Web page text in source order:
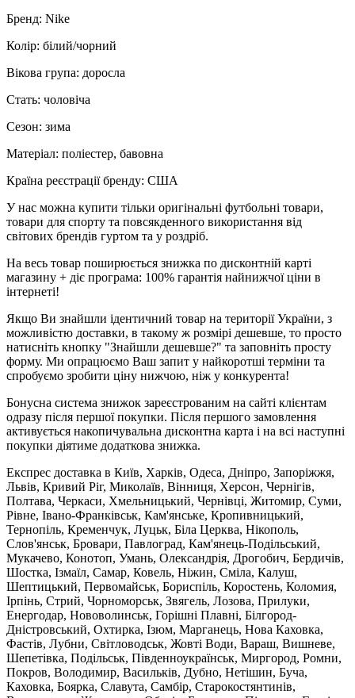
Бренд: Nike
Колір: білий/чорний
Вікова група: доросла
Стать: чоловіча
Сезон: зима
Матеріал: поліестер, бавовна
Країна реєстрації бренду: США
У нас можна купити тільки оригінальні футбольні товари,
товари для спорту та повсякденного використання від
світових брендів гуртом та у роздріб.
На весь товар поширюється знижка по дисконтній карті
магазину + діє програма: 100% гарантія найнижчої ціни в
інтернеті!
Якщо Ви знайшли ідентичний товар на території України, з
можливістю доставки, в такому ж розмірі дешевше, то просто
натисніть кнопку "Знайшли дешевше?" та заповніть просту
форму. Ми опрацюємо Ваш запит у найкоротші терміни та
спробуємо зробити ціну нижчою, ніж у конкурента!
Бонусна система знижок зареєстрованим на сайті клієнтам
одразу після першої покупки. Після першого замовлення
активується накопичувальна дисконтна карта і на всі наступні
покупки діятиме додаткова знижка.
Експрес доставка в Київ, Харків, Одеса, Дніпро, Запоріжжя,
Львів, Кривий Ріг, Миколаїв, Вінниця, Херсон, Чернігів,
Полтава, Черкаси, Хмельницький, Чернівці, Житомир, Суми,
Рівне, Івано-Франківськ, Кам'янське, Кропивницький,
Тернопіль, Кременчук, Луцьк, Біла Церква, Нікополь,
Слов'янськ, Бровари, Павлоград, Кам'янець-Подільський,
Мукачево, Конотоп, Умань, Олександрія, Дрогобич, Бердичів,
Шостка, Ізмаїл, Самар, Ковель, Ніжин, Сміла, Калуш,
Шептицький, Первомайськ, Бориспіль, Коростень, Коломия,
Ірпінь, Стрий, Чорноморськ, Звягель, Лозова, Прилуки,
Енергодар, Нововолинськ, Горішні Плавні, Білгород-
Дністровський, Охтирка, Ізюм, Марганець, Нова Каховка,
Фастів, Лубни, Світловодськ, Жовті Води, Вараш, Вишневе,
Шепетівка, Подільськ, Південноукраїнськ, Миргород, Ромни,
Покров, Володимир, Васильків, Дубно, Нетішин, Буча,
Каховка, Боярка, Славута, Самбір, Старокостянтинів,